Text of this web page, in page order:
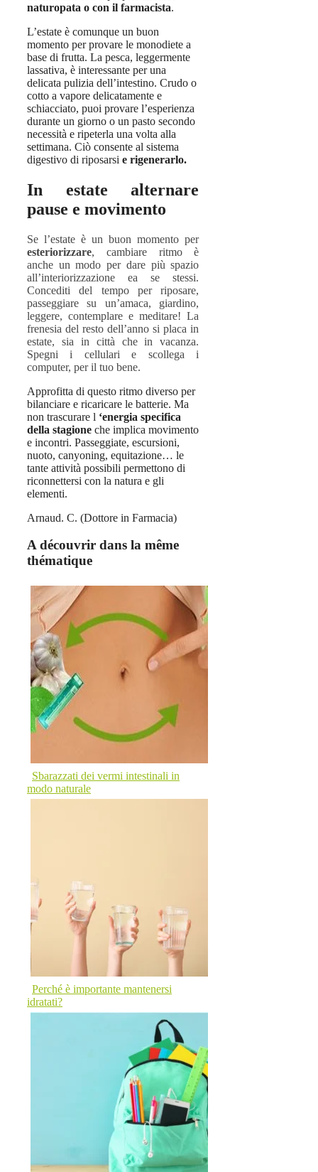
naturopata o con il farmacista.
L’estate è comunque un buon
momento per provare le monodiete a
base di frutta. La pesca, leggermente
lassativa, è interessante per una
delicata pulizia dell’intestino. Crudo o
cotto a vapore delicatamente e
schiacciato, puoi provare l’esperienza
durante un giorno o un pasto secondo
necessità e ripeterla una volta alla
settimana. Ciò consente al sistema
digestivo di riposarsi e rigenerarlo.
In estate alternare
pause e movimento
Se l’estate è un buon momento per
esteriorizzare, cambiare ritmo è
anche un modo per dare più spazio
all’interiorizzazione ea se stessi.
Concediti del tempo per riposare,
passeggiare su un’amaca, giardino,
leggere, contemplare e meditare! La
frenesia del resto dell’anno si placa in
estate, sia in città che in vacanza.
Spegni i cellulari e scollega i
computer, per il tuo bene.
Approfitta di questo ritmo diverso per
bilanciare e ricaricare le batterie. Ma
non trascurare l ‘energia specifica
della stagione che implica movimento
e incontri. Passeggiate, escursioni,
nuoto, canyoning, equitazione… le
tante attività possibili permettono di
riconnettersi con la natura e gli
elementi.
Arnaud. C. (Dottore in Farmacia)
A découvrir dans la même
thématique
Sbarazzati dei vermi intestinali in
modo naturale
Perché è importante mantenersi
idratati?